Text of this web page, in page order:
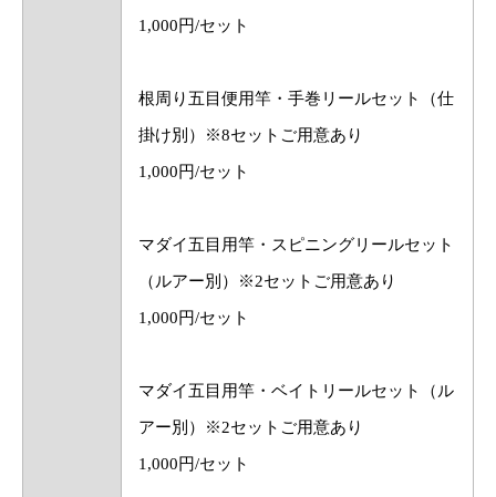
1,000円/セット
根周り五目便用竿・手巻リールセット（仕
掛け別）※8セットご用意あり
1,000円/セット
マダイ五目用竿・スピニングリールセット
（ルアー別）※2セットご用意あり
1,000円/セット
マダイ五目用竿・ベイトリールセット（ル
アー別）※2セットご用意あり
1,000円/セット